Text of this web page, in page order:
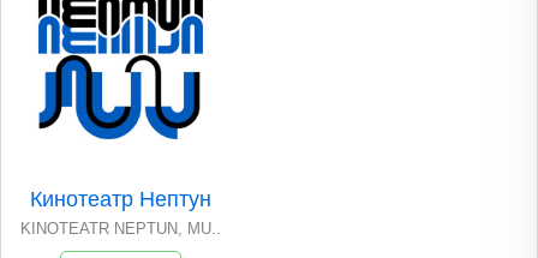
Кинотеатр Нептун
KINOTEATR NEPTUN, MU..